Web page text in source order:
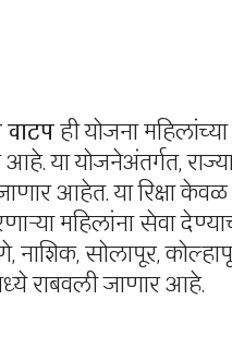
वाटपही योजना
या योजनेअंतर्गत,
आहेत. या रिक्षा
महिलांना सेवा
सोलापूर,
राबवली जाणार आहे.